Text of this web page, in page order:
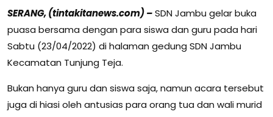
SERANG, (tintakitanews.com) –SDN Jambu gelar buka
puasa bersama dengan para siswa dan guru pada hari
Sabtu (23/04/2022) di halaman gedung SDN Jambu
Kecamatan Tunjung Teja.
Bukan hanya guru dan siswa saja, namun acara tersebut
juga di hiasi oleh antusias para orang tua dan wali murid